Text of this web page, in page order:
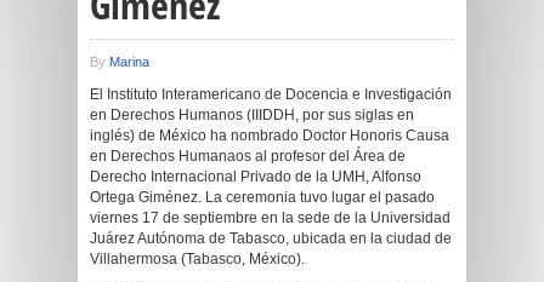
By Marina
El Instituto Interamericano de Docencia e Investigación
en Derechos Humanos (IIIDDH, por sus siglas en
inglés) de México ha nombrado Doctor Honoris Causa
en Derechos Humanaos al profesor del Área de
Derecho Internacional Privado de la UMH, Alfonso
Ortega Giménez. La ceremonia tuvo lugar el pasado
viernes 17 de septiembre en la sede de la Universidad
Juárez Autónoma de Tabasco, ubicada en la ciudad de
Villahermosa (Tabasco, México).